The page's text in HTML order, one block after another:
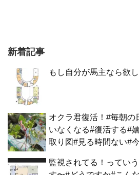
新着記事
もし自分が馬主なら欲
オクラ君復活！#毎朝の
いなくなる#復活する#
取り図#見る時間ない#
監視されてる！ってい